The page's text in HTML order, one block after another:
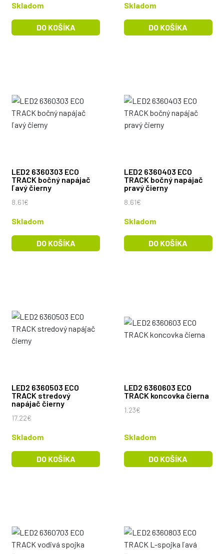
Skladom
DO KOŠÍKA
Skladom
DO KOŠÍKA
LED2 6360303 ECO
TRACK bočný napájač
ľavý čierny
8.61€
Skladom
DO KOŠÍKA
LED2 6360403 ECO
TRACK bočný napájač
pravý čierny
8.61€
Skladom
DO KOŠÍKA
LED2 6360503 ECO
TRACK stredový
napájač čierny
17.22€
Skladom
DO KOŠÍKA
LED2 6360603 ECO
TRACK koncovka čierna
1.23€
Skladom
DO KOŠÍKA